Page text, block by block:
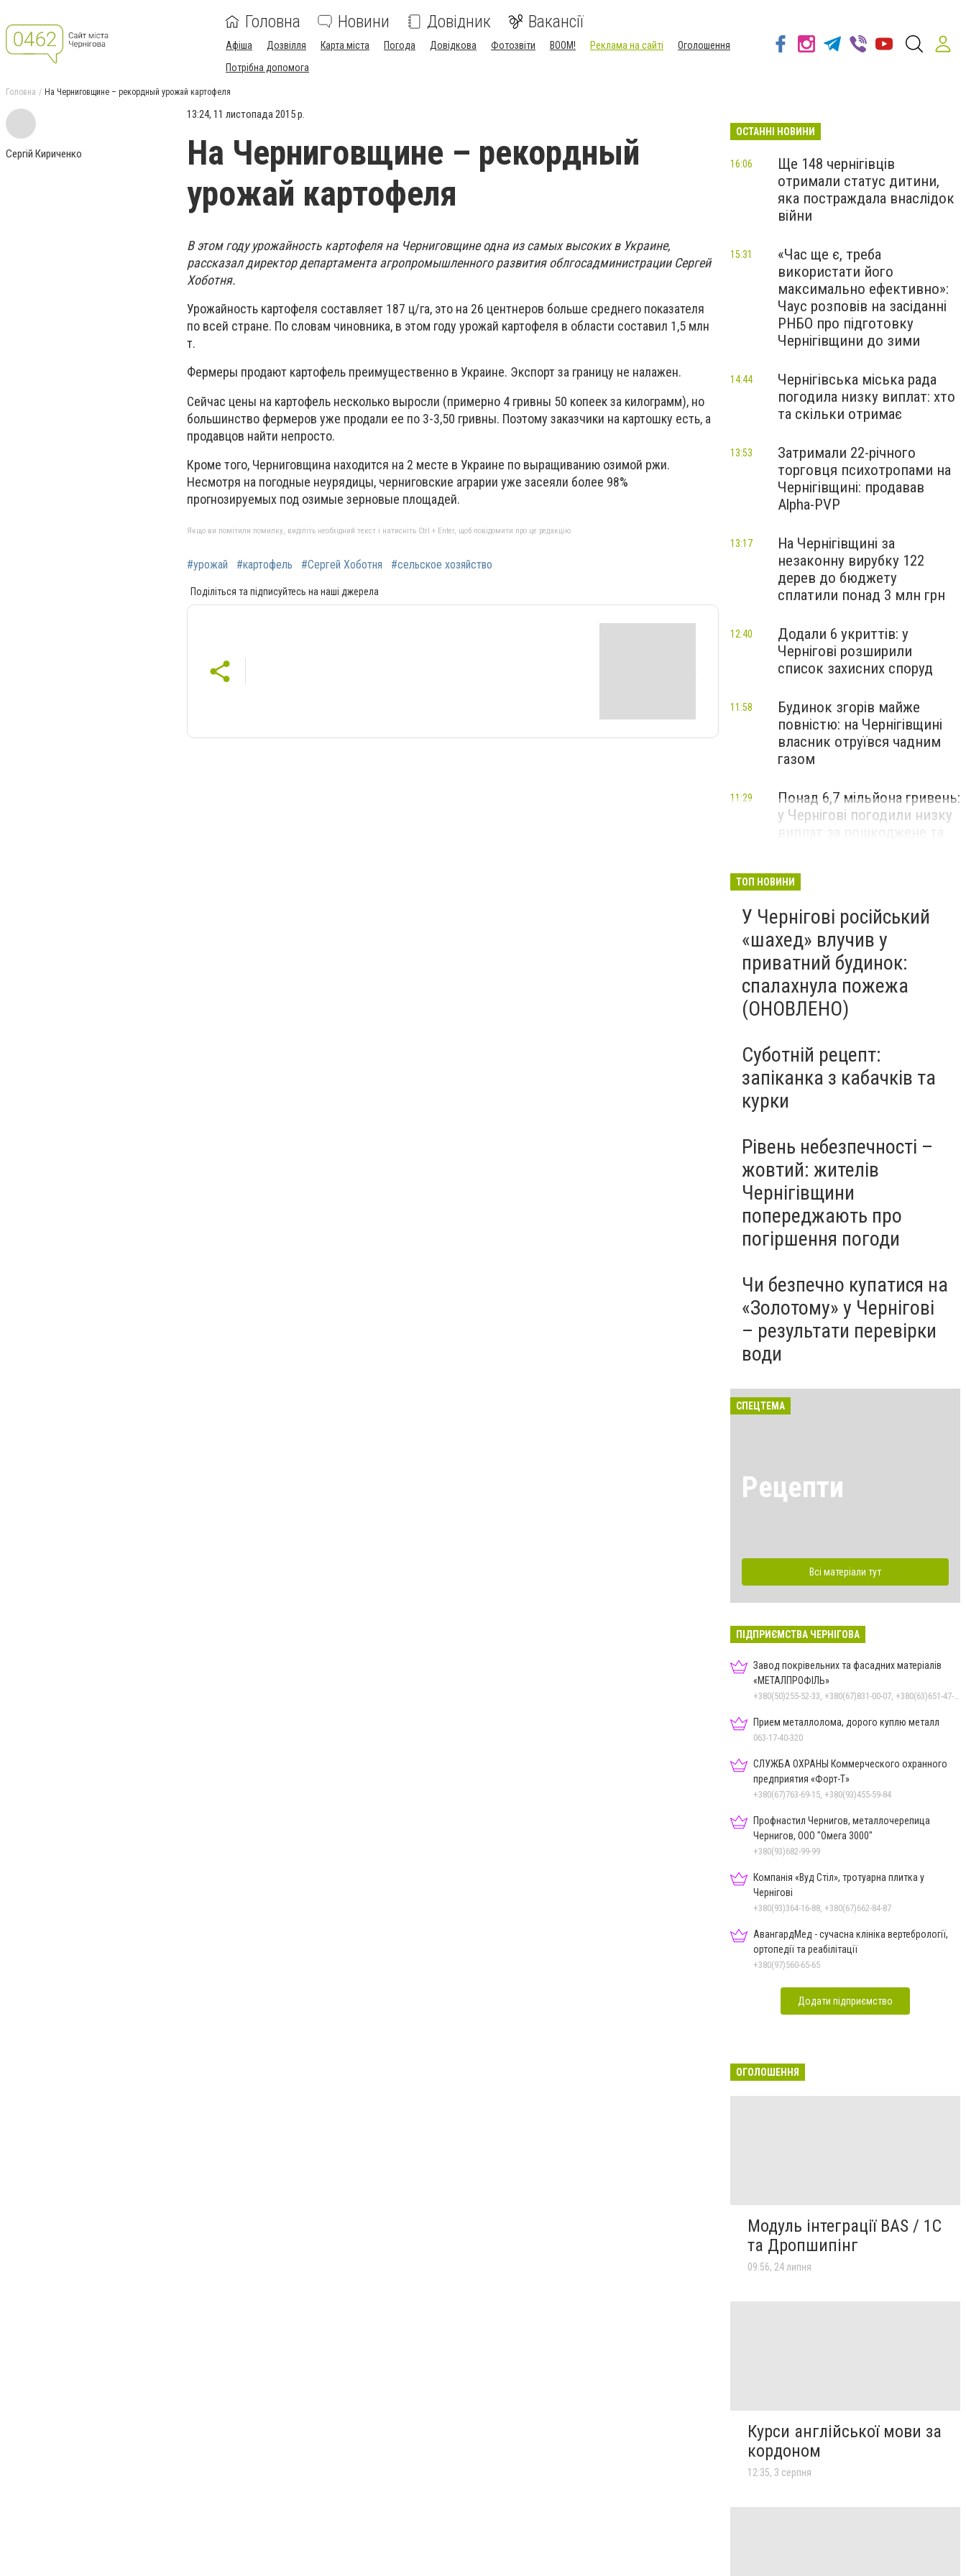
Головна Новини Довідник Вакансії
Афіша Дозвілля Карта міста Погода Довідкова Фотозвіти BOOM! Реклама на сайті
Оголошення
Потрібна допомога
Головна На Черниговщине – рекордный урожай картофеля
Сергій Кириченко
13:24, 11 листопада 2015 р.
На Черниговщине – рекордный
урожай картофеля
В этом году урожайность картофеля на Черниговщине одна из самых высоких в Украине,
рассказал директор департамента агропромышленного развития облгосадминистрации Сергей
Хоботня.
Урожайность картофеля составляет 187 ц/га, это на 26 центнеров больше среднего показателя
по всей стране. По словам чиновника, в этом году урожай картофеля в области составил 1,5 млн
т.
Фермеры продают картофель преимущественно в Украине. Экспорт за границу не налажен.
Сейчас цены на картофель несколько выросли (примерно 4 гривны 50 копеек за килограмм), но
большинство фермеров уже продали ее по 3-3,50 гривны. Поэтому заказчики на картошку есть, а
продавцов найти непросто.
Кроме того, Черниговщина находится на 2 месте в Украине по выращиванию озимой ржи.
Несмотря на погодные неурядицы, черниговские аграрии уже засеяли более 98%
прогнозируемых под озимые зерновые площадей.
Якщо ви помітили помилку, виділіть необхідний текст і натисніть Ctrl + Enter, щоб повідомити про це редакцію
#урожай #картофель #Сергей Хоботня #сельское хозяйство
Поділіться та підписуйтесь на наші джерела
ОСТАННІ НОВИНИ
Ще 148 чернігівців
отримали статус дитини,
яка постраждала внаслідок
війни
16:06
«Час ще є, треба
використати його
максимально ефективно»:
Чаус розповів на засіданні
РНБО про підготовку
Чернігівщини до зими
15:31
Чернігівська міська рада
погодила низку виплат: хто
та скільки отримає
14:44
Затримали 22-річного
торговця психотропами на
Чернігівщині: продавав
Alpha-PVP
13:53
На Чернігівщині за
незаконну вирубку 122
дерев до бюджету
сплатили понад 3 млн грн
13:17
Додали 6 укриттів: у
Чернігові розширили
список захисних споруд
12:40
Будинок згорів майже
повністю: на Чернігівщині
власник отруївся чадним
газом
11:58
Понад 6,7 мільйона гривень:
у Чернігові погодили низку
11:29
ТОП НОВИНИ
У Чернігові російський
«шахед» влучив у
приватний будинок:
спалахнула пожежа
(ОНОВЛЕНО)
Суботній рецепт:
запіканка з кабачків та
курки
Рівень небезпечності –
жовтий: жителів
Чернігівщини
попереджають про
погіршення погоди
Чи безпечно купатися на
«Золотому» у Чернігові
– результати перевірки
води
СПЕЦТЕМА
Рецепти
Всі матеріали тут
ПІДПРИЄМСТВА ЧЕРНІГОВА
Завод покрівельних та фасадних матеріалів
«МЕТАЛПРОФІЛЬ»
Прием металлолома, дорого куплю металл
063-17-40-320
СЛУЖБА ОХРАНЫ Коммерческого охранного
предприятия «Форт-Т»
+380(67)763-69-15, +380(93)455-59-84
Профнастил Чернигов, металлочерепица
Чернигов, ООО "Омега 3000"
+380(93)682-99-99
Компанія «Вуд Стіл», тротуарна плитка у
Чернігові
+380(93)364-16-88, +380(67)662-84-87
АвангардМед - сучасна клініка вертебрології,
ортопедії та реабілітації
+380(97)560-65-65
Додати підприємство
ОГОЛОШЕННЯ
Модуль інтеграції BAS / 1C
та Дропшипінг
09:56, 24 липня
Курси англійської мови за
кордоном
12:35, 3 серпня